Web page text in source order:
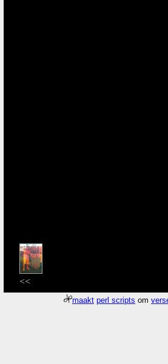
<<
maakt perl scripts om